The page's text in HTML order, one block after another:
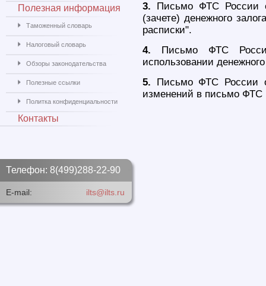
3. Письмо ФТС России
(зачете) денежного
расписки".
4. Письмо ФТС
использовании
5. Письмо ФТС России
изменений в письмо ФТС
Полезная информация
Таможенный словарь
Налоговый словарь
Обзоры законодательства
Полезные ссылки
Политка конфиденциальности
Контакты
Телефон: 8(499)288-22-90
E-mail: ilts@ilts.ru